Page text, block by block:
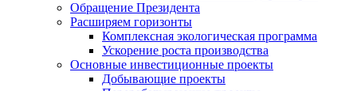
Обращение Президента
Расширяем горизонты
Комплексная экологическая программа
Ускорение роста производства
Основные инвестиционные проекты
Добывающие проекты